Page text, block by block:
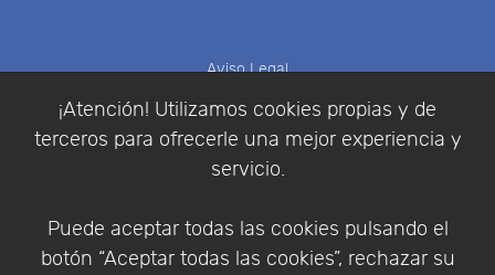
¡Atención! Utilizamos cookies propias y de
terceros para ofrecerle una mejor experiencia y
servicio.
Puede aceptar todas las cookies pulsando el
botón “Aceptar todas las cookies”, rechazar su
Aviso Legal
Política de Privacidad
Condiciones de compra
Identificarse